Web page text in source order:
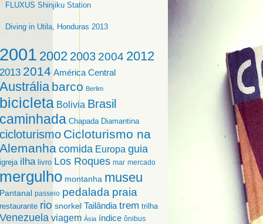
FLUXUS Shinjiku Station
Diving in Utila, Honduras 2013
2001 2002 2003 2004 2012
2013 2014 América Central
Austrália barco Berlim
bicicleta Bolivia Brasil
caminhada Chapada Diamantina
cicloturismo Cicloturismo na
Alemanha comida Europa guia
igreja ilha livro Los Roques mar mercado
mergulho montanha museu
Pantanal passeio pedalada praia
restaurante rio snorkel Tailândia trem trilha
Venezuela viagem Ásia índice ônibus